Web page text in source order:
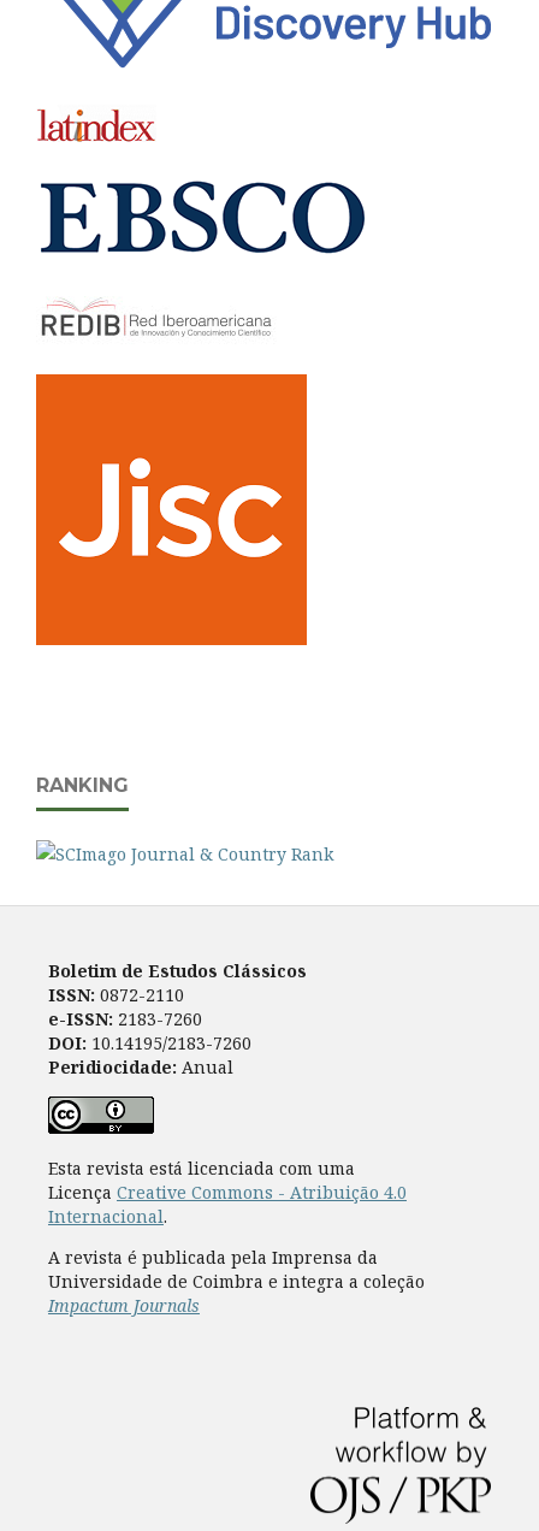
RANKING
Boletim de Estudos Clássicos
ISSN: 0872-2110
e-ISSN: 2183-7260
DOI: 10.14195/2183-7260
Peridiocidade: Anual
Esta revista está licenciada com uma
Licença Creative Commons - Atribuição 4.0
Internacional.
A revista é publicada pela Imprensa da
Universidade de Coimbra e integra a coleção
Impactum Journals